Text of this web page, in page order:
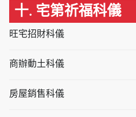
十. 宅第祈福科儀
旺宅招財科儀
商辦動土科儀
房屋銷售科儀